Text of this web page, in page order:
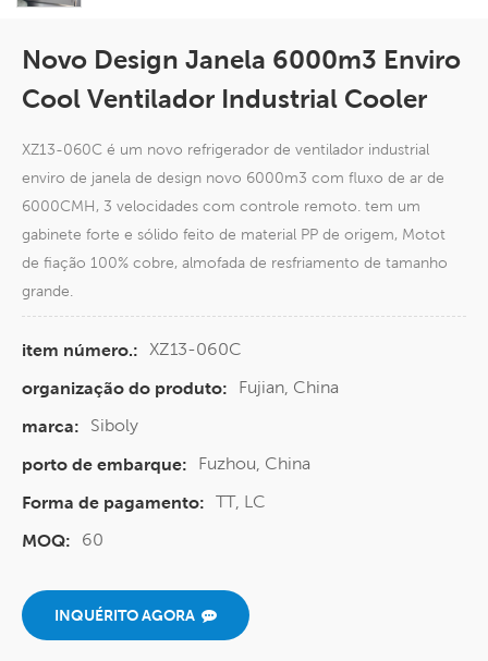
Novo Design Janela 6000m3 Enviro
Cool Ventilador Industrial Cooler
XZ13-060C é um novo refrigerador de ventilador industrial
enviro de janela de design novo 6000m3 com fluxo de ar de
6000CMH, 3 velocidades com controle remoto. tem um
gabinete forte e sólido feito de material PP de origem, Motot
de fiação 100% cobre, almofada de resfriamento de tamanho
grande.
item número.: XZ13-060C
organização do produto:
Fujian, China
marca:
Siboly
porto de embarque:
Fuzhou, China
Forma de pagamento: TT, LC
MOQ:
60
INQUÉRITO AGORA